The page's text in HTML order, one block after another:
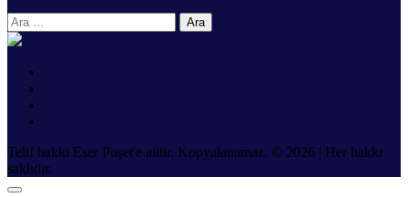
Arama:
Telif hakkı Eser Poşet'e aittir. Kopyalanamaz. © 2026 | Her hakkı
saklıdır.